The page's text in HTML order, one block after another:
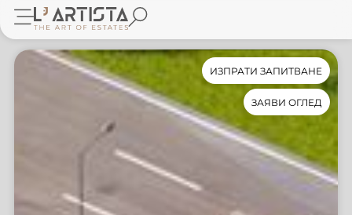
ИЗПРАТИ ЗАПИТВАНЕ
ЗАЯВИ ОГЛЕД